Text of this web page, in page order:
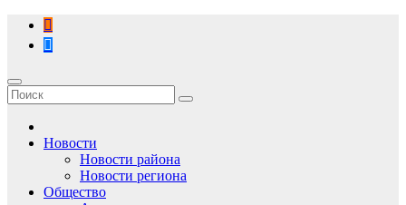
Перейти
содержимому
Новости
Новости района
Новости региона
Общество